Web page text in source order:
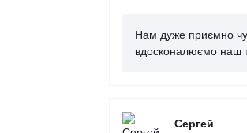
Нам дуже приємно
вдосконалюємо наш
Сергей